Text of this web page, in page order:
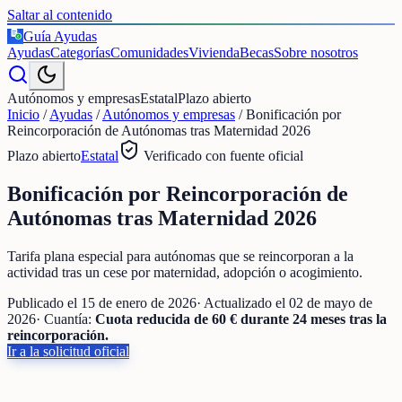
Saltar al contenido
€
Guía Ayudas
AyudasCategoríasComunidadesViviendaBecasSobre nosotros
Autónomos y empresasEstatalPlazo abierto
Inicio /Ayudas /Autónomos y empresas /Bonificación por
Reincorporación de Autónomas tras Maternidad 2026
Plazo abiertoEstatal Verificado con fuente oficial
Bonificación por Reincorporación de
Autónomas tras Maternidad 2026
Tarifa plana especial para autónomas que se reincorporan a la
actividad tras un cese por maternidad, adopción o acogimiento.
Publicado el 15 de enero de 2026· Actualizado el 02 de mayo de
2026· Cuantía: Cuota reducida de 60 € durante 24 meses tras la
reincorporación.
Ir a la solicitud oficial